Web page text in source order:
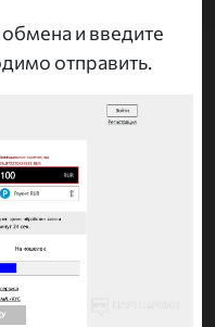
и введите
отправить.